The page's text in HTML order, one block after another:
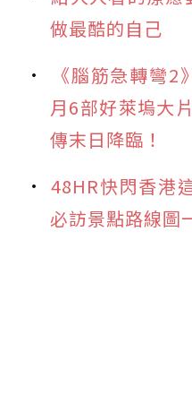
做最酷的自己
《腦筋急轉彎2
月6部好萊塢大
傳末日降臨！
48HR快閃香港
必訪景點路線圖